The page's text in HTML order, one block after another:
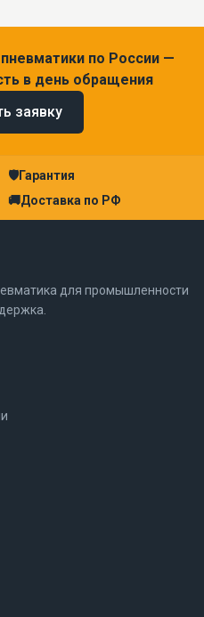
по России —
в день обращения
заявку
🛡Гарантия
🚚Доставка по РФ
для промышленности